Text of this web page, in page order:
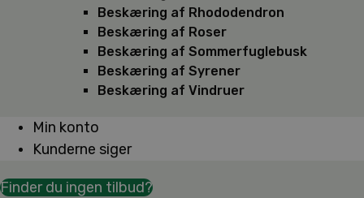
Beskæring af Rhododendron
Beskæring af Roser
Beskæring af Sommerfuglebusk
Beskæring af Syrener
Beskæring af Vindruer
Min konto
Kunderne siger
Finder du ingen tilbud?